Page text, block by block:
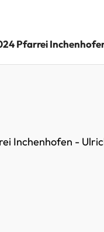
Pfarrei
Inchenhofen -